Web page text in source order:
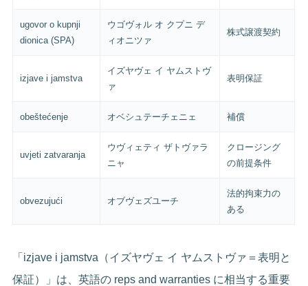
ugovor o kupnji
dionica (SPA)
ウゴヴォル オ クプニ デ
ィオニツァ
株式譲渡契約
izjave i jamstva
イズヤヴェ イ ヤムストヴ
ァ
表明保証
obeštećenje オベシュテーチェニェ 補償
uvjeti zatvaranja
ウヴィェティ ザトヴァラ
ニャ
クロージング
の前提条件
obvezujući オブヴェズユーチ
法的拘束力の
ある
「izjave i jamstva（イズヤヴェ イ ヤムストヴァ＝表明と
保証）」は、英語の reps and warranties に相当する重要